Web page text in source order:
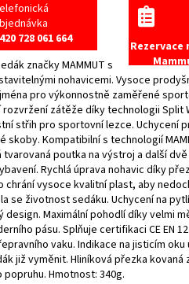
Rezervace
728 061 664
značky MAMMUT s
nohavicemi. Vysoce
pro výkonnostně zaměřené
rozvržení zátěže díky technologii Split
střih pro sportovní lezce. Uchycení
skoby. Kompatibilní s technologií
tvarovaná poutka na výstroj a další
Rychlá úprava nohavic díky
chrání vysoce kvalitní plast, aby
se životnost sedáku. Uchycení na
design. Maximální pohodlí díky velmi
pásu. Splňuje certifikaci CE EN
vaku. Indikace na jisticím oku
již vyměnit. Hliníková přezka kovaná
Hmotnost: 340g.